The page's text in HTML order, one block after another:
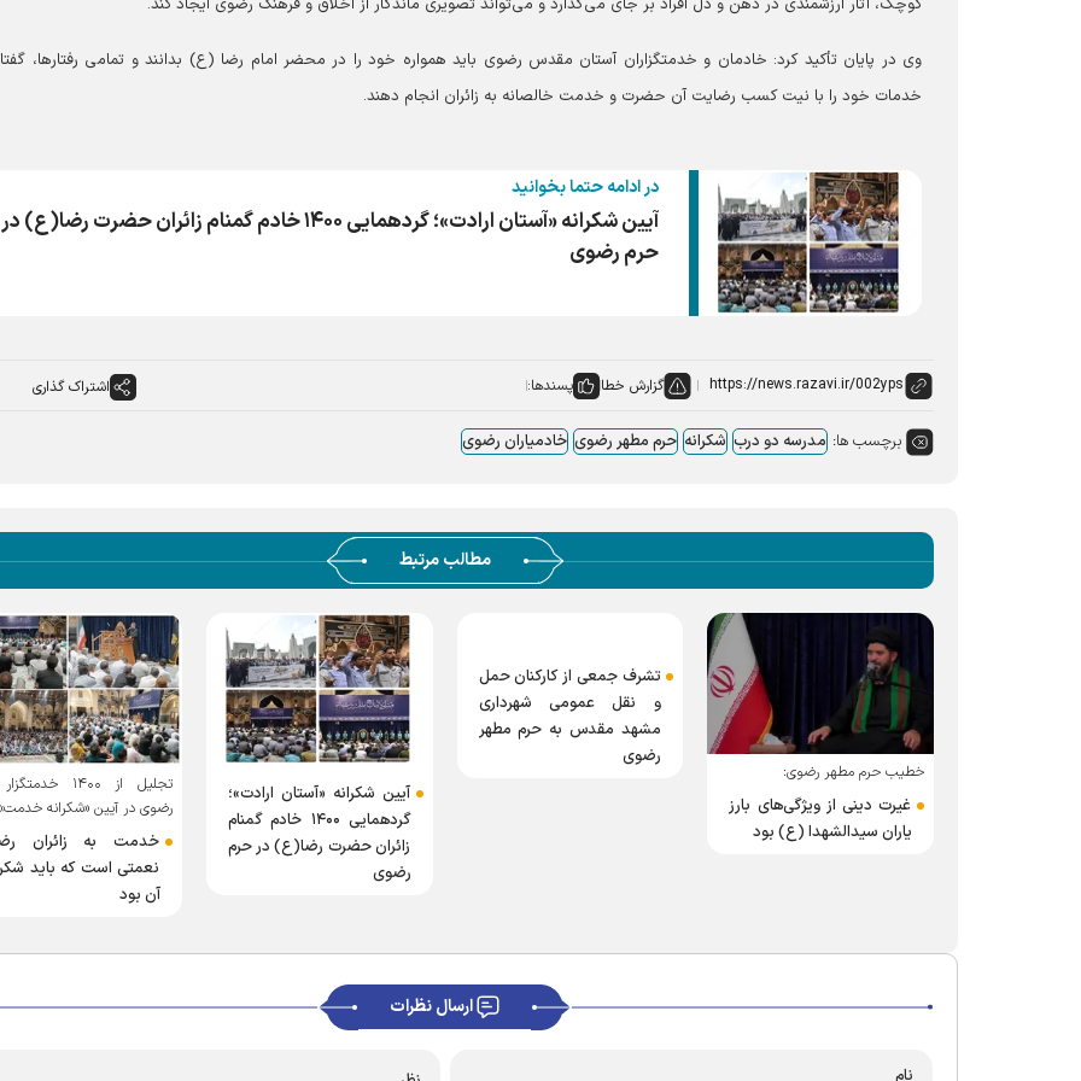
کوچک، آثار ارزشمندی در ذهن و دل افراد بر جای می‌گذارد و می‌تواند تصویری ماندگار از اخلاق و فرهنگ رضوی ایجاد کند.
وی در پایان تأکید کرد: خادمان و خدمتگزاران آستان مقدس رضوی باید همواره خود را در محضر امام رضا (ع) بدانند و تمامی رفتارها،
خدمات خود را با نیت کسب رضایت آن حضرت و خدمت خالصانه به زائران انجام دهند.
در ادامه حتما بخوانید
آیین شکرانه «آستان ارادت»؛ گردهمایی ۱۴۰۰ خادم گمنام زائران حضرت رضا(ع) در
حرم رضوی
گزارش خطا پسندها: اشتراک گذاری
برچسب ها: مدرسه دو درب شکرانه حرم مطهر رضوی خادمیاران رضوی
مطالب مرتبط
خطیب حرم مطهر رضوی:
غیرت دینی از ویژگی‌های بارز
یاران سیدالشهدا (ع) بود
تشرف جمعی از کارکنان حمل
و نقل عمومی شهرداری
مشهد مقدس به حرم مطهر
رضوی
آیین شکرانه «آستان ارادت»؛
گردهمایی ۱۴۰۰ خادم گمنام
زائران حضرت رضا(ع) در حرم
رضوی
تجلیل از ۱۴۰۰
رضوی در آیین «شکرانه
خدمت به زائران
نعمتی است که باید
آن بود
ارسال نظرات